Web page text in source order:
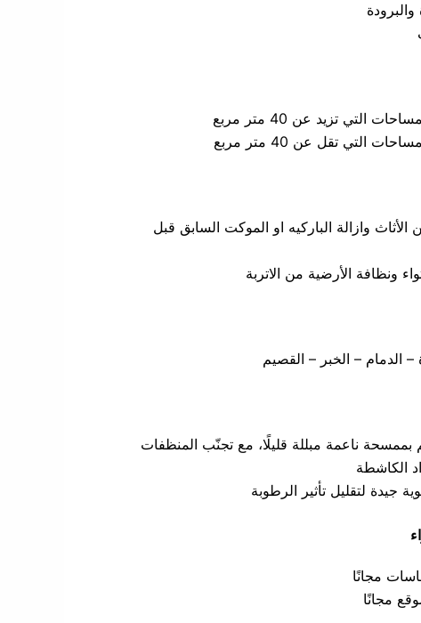
الأثاث وازالة الباركيه او الموكت السابق قبل
ونظافة الأرضية من الاتربة
الدمام – الخبر – القصيم
ناعمة مبللة قليلًا، مع تجنّب المنظفات
الكاشطة
جيدة لتقليل تأثير الرطوبة
مجانًا
مجانًا